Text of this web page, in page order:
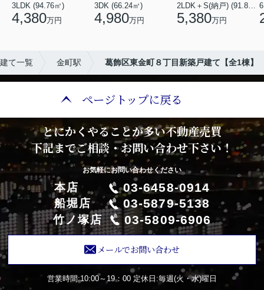
3LDK (94.76㎡)
4,380万円
3DK (66.24㎡)
4,980万円 5,380万円
て一覧 金町駅 葛飾区東金町８丁目新築戸建て【全1棟】
ページトップに戻る
とにかくやることが多い不動産売買
下記までご相談・お問い合わせ下さい！
お気軽にお問い合わせください
本店 03-6458-0914
船堀店 03-5879-5138
竹ノ塚店 03-5809-6906
メールでお問い合わせ
営業時間:10:00～19：00 定休日:毎週(火・水)曜日